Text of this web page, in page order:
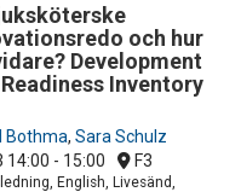
och hur
Development
Inventory
Bothma, Sara Schulz
14:00 - 15:00 F3
English, Livesänd,